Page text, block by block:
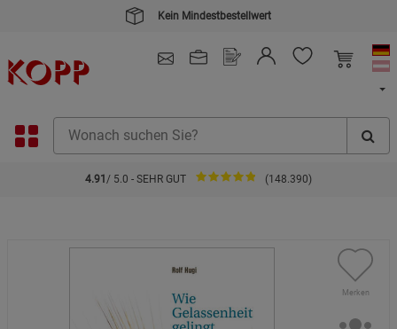
Kein Mindestbestellwert
4.91 / 5.0 - SEHR GUT (148.390)
Merken